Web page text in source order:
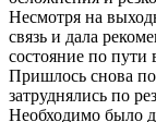
Несмотря на
связь и дала
состояние по пути
Пришлось снова
затруднялись по
Необходимо было